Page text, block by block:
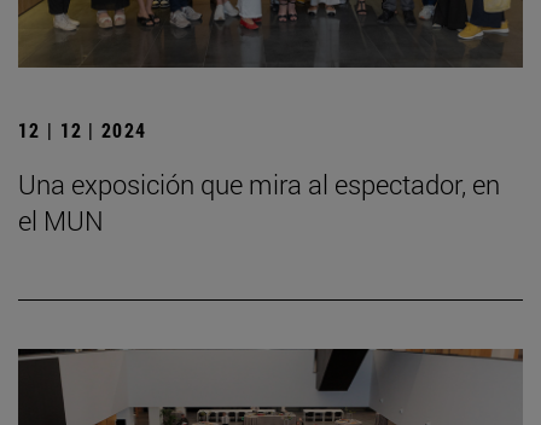
12 | 12 | 2024
Una exposición que mira al espectador, en
el MUN